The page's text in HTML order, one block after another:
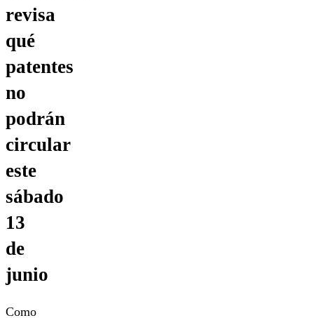
revisa
qué
patentes
no
podrán
circular
este
sábado
13
de
junio
Como